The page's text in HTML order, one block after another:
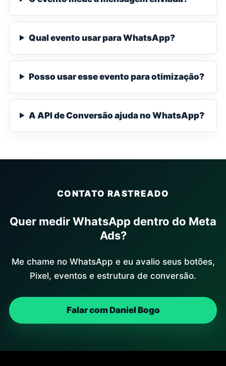
Qual evento usar para WhatsApp?
Posso usar esse evento para otimização?
A API de Conversão ajuda no WhatsApp?
CONTATO RASTREADO
Quer medir WhatsApp dentro do Meta
Ads?
Me chame no WhatsApp e eu avalio seus botões,
Pixel, eventos e estrutura de conversão.
Falar com Daniel Bogo